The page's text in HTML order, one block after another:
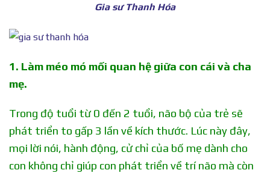
Gia sư Thanh Hóa
1. Làm méo mó mối quan hệ giữa con cái và cha
mẹ.
Trong độ tuổi từ 0 đến 2 tuổi, não bộ của trẻ sẽ
phát triển to gấp 3 lần về kích thước. Lúc này đây,
mọi lời nói, hành động, cử chỉ của bố mẹ dành cho
con không chỉ giúp con phát triển về trí não mà còn